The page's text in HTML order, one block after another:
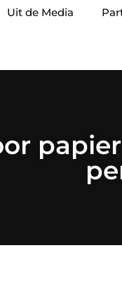
Uit de Media